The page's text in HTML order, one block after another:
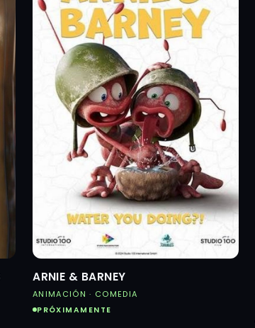
ARNIE & BARNEY
ANIMACIÓN · COMEDIA
PRÓXIMAMENTE